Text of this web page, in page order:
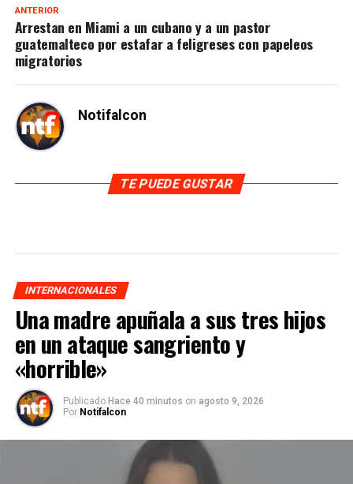
ANTERIOR
Arrestan en Miami a un cubano y a un pastor
guatemalteco por estafar a feligreses con papeleos
migratorios
Notifalcon
TE PUEDE GUSTAR
INTERNACIONALES
Una madre apuñala a sus tres hijos
en un ataque sangriento y
«horrible»
Publicado Hace 40 minutos on agosto 9, 2026
Por Notifalcon